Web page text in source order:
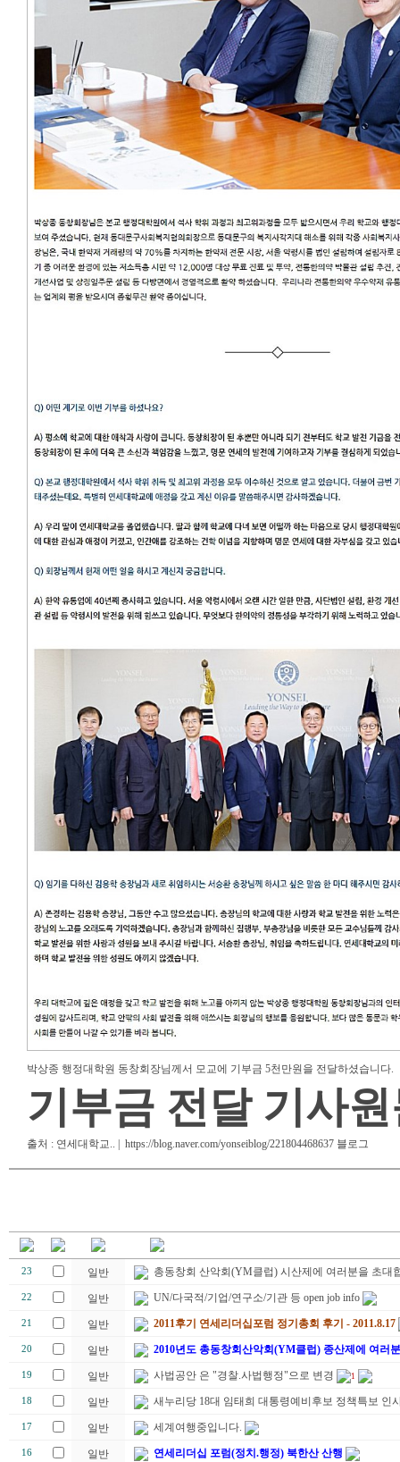
박상종 행정대학원 동창회장님께서 모교에 기부금 5천만원을 전달하셨습니다.
기부금 전달 기사
출처 : 연세대학교.. | https://blog.naver.com/yonseiblog/221804468637 블로그
23 일반 총동창회 산악회(YM클럽) 시산제에 여러분을 초대
22 일반 UN/다국적/기업/연구소/기관 등 open job info
21 일반 2011후기 연세리더십포럼 정기총회 후기 - 2011.8.17
20 일반 2010년도 총동창회산악회(YM클럽) 종산제에 여러
19 일반 사법공안 은 "경찰.사법행정"으로 변경 1
18 일반 새누리당 18대 임태희 대통령예비후보 정책특보 인
17 일반 세계여행중입니다.
16 일반 연세리더십 포럼(정치.행정) 북한산 산행